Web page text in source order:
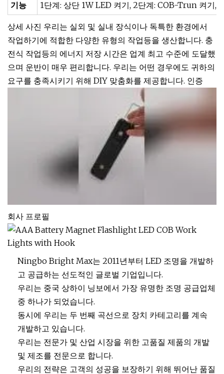
기능 1단계: 상단 1W LED 켜기, 2단계: COB-Trun 켜기,
상세 사진 우리는 실외 및 실내 장식이나 독특한 환경에서
작업하기에 적합한 다양한 유형의 작업등을 생산합니다. 충
전식 작업등의 에너지 저장 시간은 업계 최고 수준에 도달했
으며 운반이 매우 편리합니다. 우리는 어떤 경우에도 귀하의
요구를 충족시키기 위해 DIY 맞춤화를 제공합니다. 인증
회사 프로필
Ningbo Bright Max는 2011년부터 LED 조명을 개발하
고 공급하는 선도적인 글로벌 기업입니다.
우리는 중국 상하이 닝보에서 가장 유명한 조명 공급업체
중 하나가 되었습니다.
동시에 우리는 두 번째 곡선으로 장치 카테고리를 계속
개발하고 있습니다.
우리는 전문가 및 산업 시장을 위한 고품질 제품의 개발
및 제조를 전문으로 합니다.
우리의 전략은 고객의 성공을 보장하기 위해 뛰어난 품질